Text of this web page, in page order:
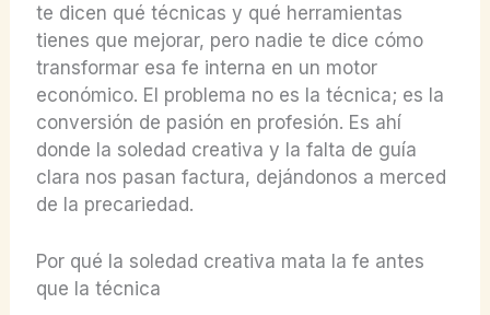
te dicen qué técnicas y qué herramientas
tienes que mejorar, pero nadie te dice cómo
transformar esa fe interna en un motor
económico. El problema no es la técnica; es la
conversión de pasión en profesión. Es ahí
donde la soledad creativa y la falta de guía
clara nos pasan factura, dejándonos a merced
de la precariedad.
Por qué la soledad creativa mata la fe antes
que la técnica